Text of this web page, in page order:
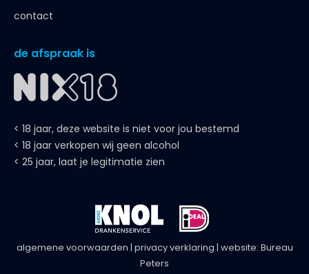
contact
de afspraak is
< 18 jaar, deze website is niet voor jou bestemd
< 18 jaar verkopen wij geen alcohol
< 25 jaar, laat je legitimatie zien
algemene voorwaarden | privacy verklaring | website: Bureau
Peters